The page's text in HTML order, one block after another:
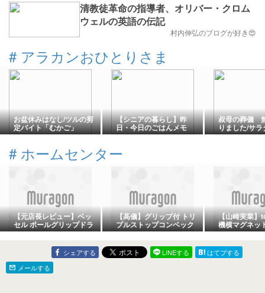
清教徒革命の指導者、オリバー・クロム
ウェルの英語の伝記
村内伸弘のブログが好き😍
# アラカンおひとりさま
お盆休みはなし/ツルの剪
定バイト「むかご」
【シニアの暮らし】昨
日・今日のごはんメモ
📝。。
叔母の葬儀
りました/サラ
# ホームセンター
【元店長レビュー】ベッ
セル ボールグリップドラ
イバー220(-6×100)が握
りやすすぎるべ
【高儀】グリップ付 トリ
プルストップコンベック
ス 19mm×5.5mは滑りに
くいグリップと便利な3点
ストップでDIYの計測作
業を劇的に快適にする神
【山崎実業】
機横マグネッ
棚 ホワイト
脱衣所の収納
に解消する神
シェアする LINEする
はてブする
メールする